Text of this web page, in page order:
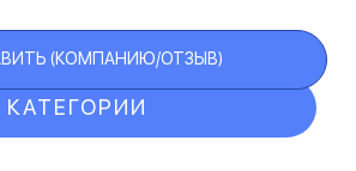
КАТЕГОРИИ
(КОМПАНИЮ/ОТЗЫВ)